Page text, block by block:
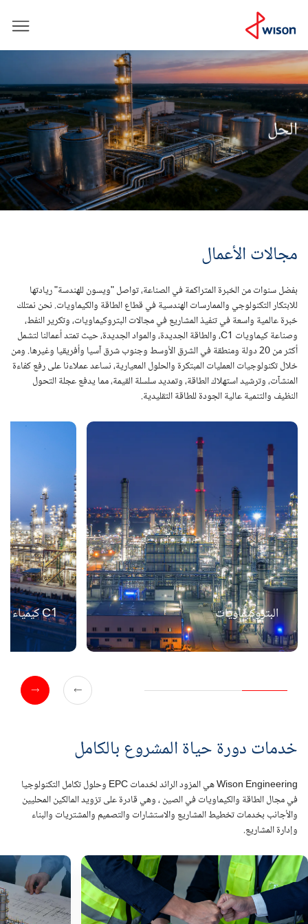
الحل
مجالات الأعمال
بفضل سنوات من الخبرة المتراكمة في الصناعة، تواصل "ويسون للهندسة" ريادتها
للابتكار التكنولوجي والممارسات الهندسية في قطاع الطاقة والكيماويات. نحن نمتلك
خبرة عالمية واسعة في تنفيذ المشاريع في مجالات البتروكيماويات، وتكرير النفط،
وصناعة كيماويات C1، والطاقة الجديدة، والمواد الجديدة، حيث تمتد أعمالنا لتشمل
أكثر من 20 دولة ومنطقة في الشرق الأوسط وجنوب شرق آسيا وأفريقيا وغيرها. ومن
خلال تكنولوجيات العمليات المبتكرة والحلول المعيارية، نساعد عملاءنا على رفع كفاءة
المنشآت، وترشيد استهلاك الطاقة، وتمديد سلسلة القيمة، مما يدفع عجلة التحول
النظيف والتنمية عالية الجودة للطاقة التقليدية.
البتروكيماويات C1 كيمياء
خدمات دورة حياة المشروع بالكامل
Wison Engineering هي المزود الرائد لخدمات EPC وحلول تكامل التكنولوجيا
في مجال الطاقة والكيماويات في الصين ، وهي قادرة على تزويد المالكين المحليين
والأجانب بخدمات تخطيط المشاريع والاستشارات والتصميم والمشتريات والبناء
وإدارة المشاريع.